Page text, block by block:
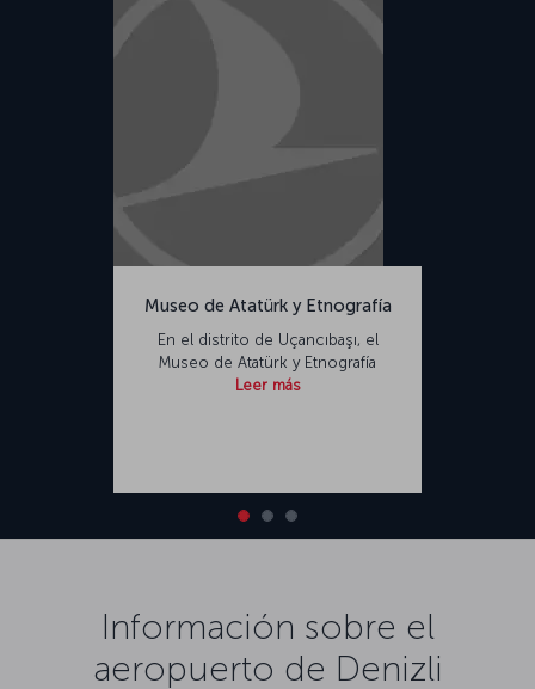
Museo de Atatürk y Etnografía
En el distrito de Uçancıbaşı, el
Museo de Atatürk y Etnografía
Leer más
Información sobre el
aeropuerto de Denizli